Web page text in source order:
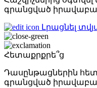
գրանցված
Լրացնել
Հետաքրքրե՞ց
Դասընթացներին
գրանցված